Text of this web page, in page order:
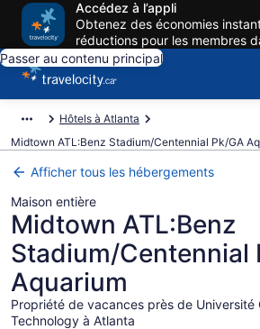
Accédez à l’appli
Obtenez des économies
réductions pour les membres
Passer au contenu principal
Hôtels à Atlanta
Midtown ATL:Benz Stadium/Centennial Pk/GA
Afficher tous les hébergements
Maison entière
Midtown ATL:Benz
Stadium/Centennial
Aquarium
Propriété de vacances près de Université
Technology à Atlanta